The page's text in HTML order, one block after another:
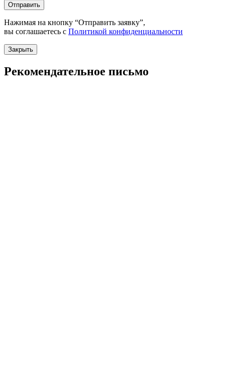
Отправить
Нажимая на кнопку “Отправить заявку”,
вы соглашаетесь с Политикой конфиденциальности
Закрыть
Рекомендательное письмо